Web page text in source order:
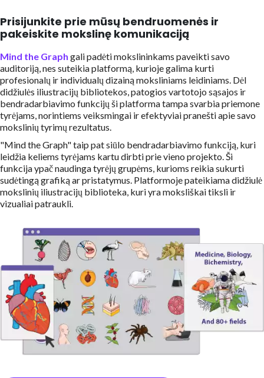
Prisijunkite prie mūsų bendruomenės ir
pakeiskite mokslinę komunikaciją
Mind the Graph gali padėti mokslininkams paveikti savo
auditoriją, nes suteikia platformą, kurioje galima kurti
profesionalų ir individualų dizainą moksliniams leidiniams. Dėl
didžiulės iliustracijų bibliotekos, patogios vartotojo sąsajos ir
bendradarbiavimo funkcijų ši platforma tampa svarbia priemone
tyrėjams, norintiems veiksmingai ir efektyviai pranešti apie savo
mokslinių tyrimų rezultatus.
"Mind the Graph" taip pat siūlo bendradarbiavimo funkciją, kuri
leidžia keliems tyrėjams kartu dirbti prie vieno projekto. Ši
funkcija ypač naudinga tyrėjų grupėms, kurioms reikia sukurti
sudėtingą grafiką ar pristatymus. Platformoje pateikiama didžiulė
mokslinių iliustracijų biblioteka, kuri yra moksliškai tiksli ir
vizualiai patraukli.